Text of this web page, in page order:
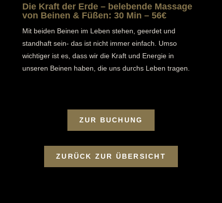
Die Kraft der Erde – belebende Massage
von Beinen & Füßen: 30 Min – 56€
Mit beiden Beinen im Leben stehen, geerdet und
standhaft sein- das ist nicht immer einfach. Umso
wichtiger ist es, dass wir die Kraft und Energie in
unseren Beinen haben, die uns durchs Leben tragen.
ZUR BUCHUNG
ZURÜCK ZUR ÜBERSICHT